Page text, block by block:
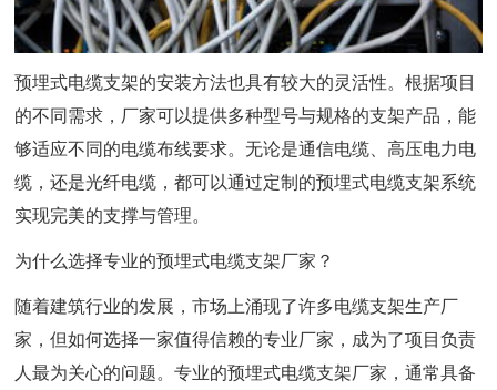
预埋式电缆支架的安装方法也具有较大的灵活性。根据项目
的不同需求，厂家可以提供多种型号与规格的支架产品，能
够适应不同的电缆布线要求。无论是通信电缆、高压电力电
缆，还是光纤电缆，都可以通过定制的预埋式电缆支架系统
实现完美的支撑与管理。
为什么选择专业的预埋式电缆支架厂家？
随着建筑行业的发展，市场上涌现了许多电缆支架生产厂
家，但如何选择一家值得信赖的专业厂家，成为了项目负责
人最为关心的问题。专业的预埋式电缆支架厂家，通常具备